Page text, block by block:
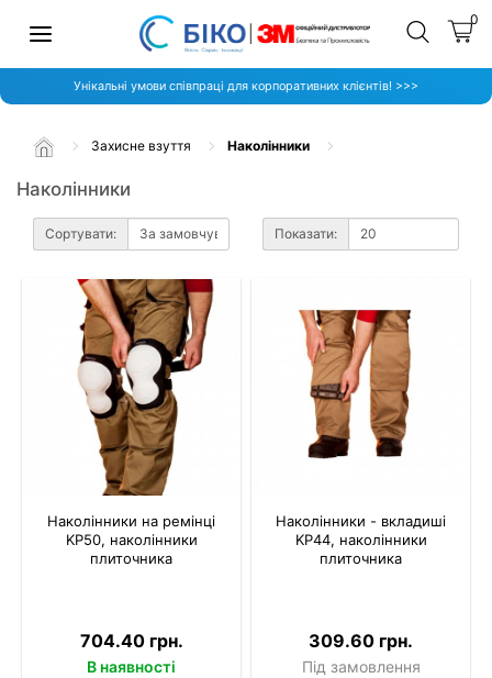
0
Унікальні умови співпраці для корпоративних клієнтів! >>>
Захисне взуття Наколінники
Наколінники
Сортувати: Показати:
Наколінники на ремінці
KP50, наколінники
плиточника
704.40 грн.
В наявності
Наколінники - вкладиші
KP44, наколінники
плиточника
309.60 грн.
Під замовлення